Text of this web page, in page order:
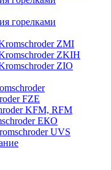
горелками
ZМI
ZKIH
ZIO
FZE
KFM, RFM
ЕКО
UVS